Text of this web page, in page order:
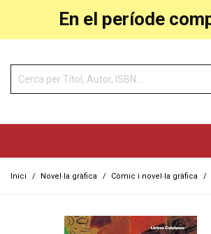
En el període
Inici / Novel·la gràfica / Còmic i novel·la gràfica /